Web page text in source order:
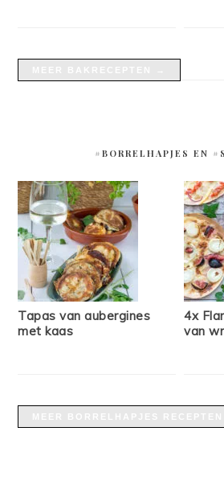
#BORRELHAPJES EN
Tapas van aubergines
met kaas
4x
van